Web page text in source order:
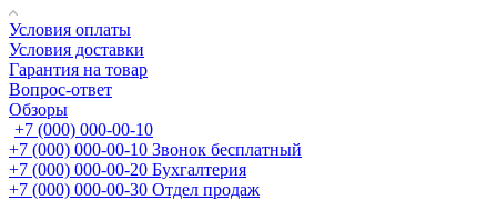
Условия оплаты
Условия доставки
Гарантия на товар
Вопрос-ответ
Обзоры
+7 (000) 000-00-10
+7 (000) 000-00-10 Звонок бесплатный
+7 (000) 000-00-20 Бухгалтерия
+7 (000) 000-00-30 Отдел продаж